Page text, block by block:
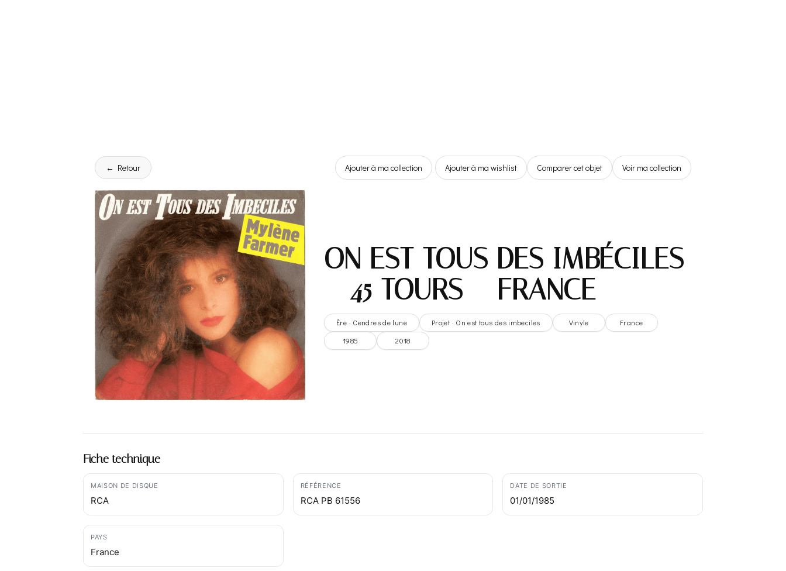
← Retour Ajouter à ma collection Ajouter à ma wishlist Comparer cet objet Voir ma collection
ON EST TOUS DES IMBÉCILES
– 45 TOURS – FRANCE
Ère · Cendres de lune Projet · On est tous des imbeciles Vinyle
France
1985
2018
Fiche technique
MAISON DE DISQUE
RCA
RÉFÉRENCE
RCA PB 61556
DATE DE SORTIE
01/01/1985
PAYS
France